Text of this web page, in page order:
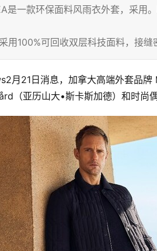
是一款环保面料风雨衣外套，采用
用100%可回收双层科技面料，接
月21日消息，加拿大高端外套品
（亚历山大•斯卡斯加德）和时尚